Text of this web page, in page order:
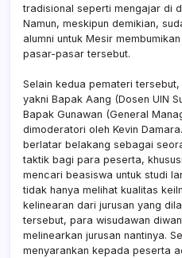
tradisional seperti mengajar di
Namun, meskipun demikian,
alumni untuk Mesir
pasar-pasar tersebut.
Selain kedua pemateri
yakni Bapak Aang (Dosen UIN
Bapak Gunawan (General
dimoderatori oleh Kevin
berlatar belakang sebagai
taktik bagi para peserta,
mencari beasiswa untuk studi
tidak hanya melihat kualitas
kelinearan dari jurusan yang
tersebut, para wisudawan
melinearkan jurusan nantinya.
menyarankan kepada peserta